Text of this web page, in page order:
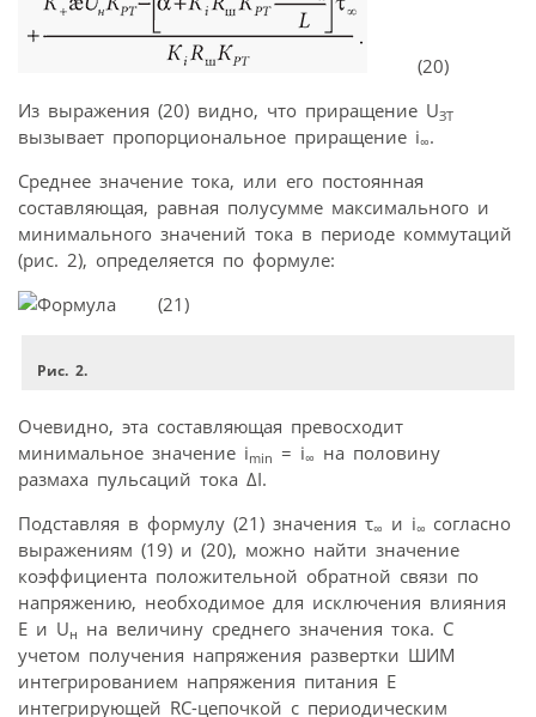
(20)
Из выражения (20) видно, что приращение UЗТ
вызывает пропорциональное приращение i∞.
Среднее значение тока, или его постоянная
составляющая, равная полусумме максимального и
минимального значений тока в периоде коммутаций
(рис. 2), определяется по формуле:
(21)
Рис. 2.
Очевидно, эта составляющая превосходит
минимальное значение imin = i∞ на половину
размаха пульсаций тока ΔI.
Подставляя в формулу (21) значения τ∞ и i∞ согласно
выражениям (19) и (20), можно найти значение
коэффициента положительной обратной связи по
напряжению, необходимое для исключения влияния
E и Uн на величину среднего значения тока. С
учетом получения напряжения развертки ШИМ
интегрированием напряжения питания Е
интегрирующей RC-цепочкой с периодическим